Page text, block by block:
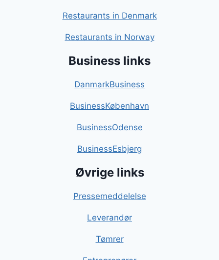
Restaurants in Denmark
Restaurants in Norway
Business links
DanmarkBusiness
BusinessKøbenhavn
BusinessOdense
BusinessEsbjerg
Øvrige links
Pressemeddelelse
Leverandør
Tømrer